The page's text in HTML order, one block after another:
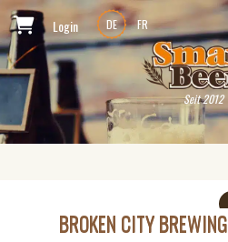
Login DE FR
Seit 2012
BROKEN CITY BREWING